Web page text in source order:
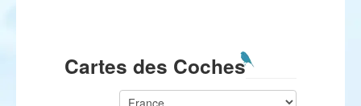
Cartes des Coches